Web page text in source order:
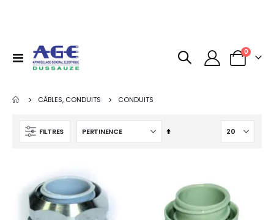
Basculer
Panier
0articles
CÂBLES, CONDUITS CONDUITS
FILTRES
Par